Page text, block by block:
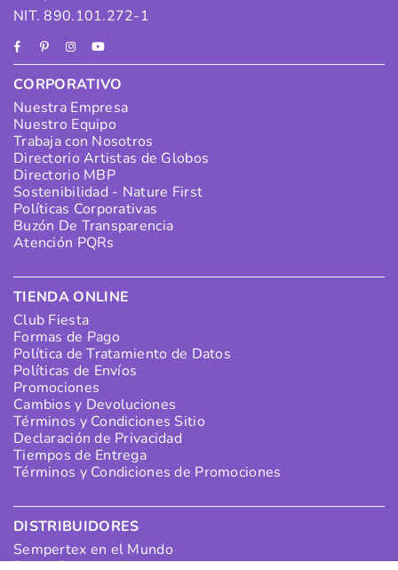
NIT. 890.101.272-1
FacebookPinterestInstagram
YouTube
CORPORATIVO
Nuestra Empresa
Nuestro Equipo
Trabaja con Nosotros
Directorio Artistas de Globos
Directorio MBP
Sostenibilidad - Nature First
Políticas Corporativas
Buzón De Transparencia
Atención PQRs
TIENDA ONLINE
Club Fiesta
Formas de Pago
Política de Tratamiento de Datos
Políticas de Envíos
Promociones
Cambios y Devoluciones
Términos y Condiciones Sitio
Declaración de Privacidad
Tiempos de Entrega
Términos y Condiciones de Promociones
DISTRIBUIDORES
Sempertex en el Mundo